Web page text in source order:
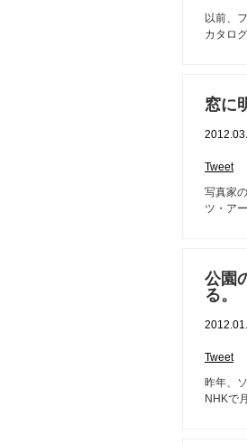
以前、
カタロ
窓に
Tweet
写真家
ツ・ア
公園
る。
Tweet
昨年、
NHKで